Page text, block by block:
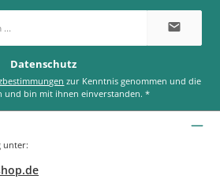
Datenschutz
und bin mit ihnen einverstanden.*
unter: